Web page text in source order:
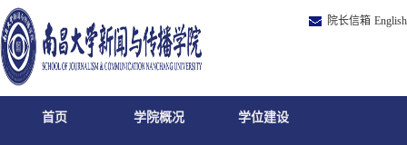
院长信箱 English
首页 学院概况 学位建设